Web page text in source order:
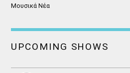
Μουσικά Νέα
UPCOMING SHOWS